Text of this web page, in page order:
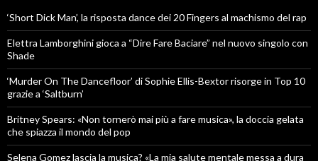
‘Short Dick Man’, la risposta dance dei 20 Fingers al machismo del rap
Elettra Lamborghini gioca a “Dire Fare Baciare” nel nuovo singolo con
Shade
‘Murder On The Dancefloor’ di Sophie Ellis-Bextor risorge in Top 10
grazie a ‘Saltburn’
Britney Spears: «Non tornerò mai più a fare musica», la doccia gelata
che spiazza il mondo del pop
Selena Gomez lascia la musica? «La mia salute mentale messa a dura